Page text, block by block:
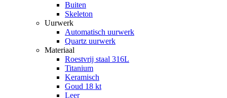
Buiten
Skeleton
Uurwerk
Automatisch uurwerk
Quartz uurwerk
Materiaal
Roestvrij staal 316L
Titanium
Keramisch
Goud 18 kt
Leer